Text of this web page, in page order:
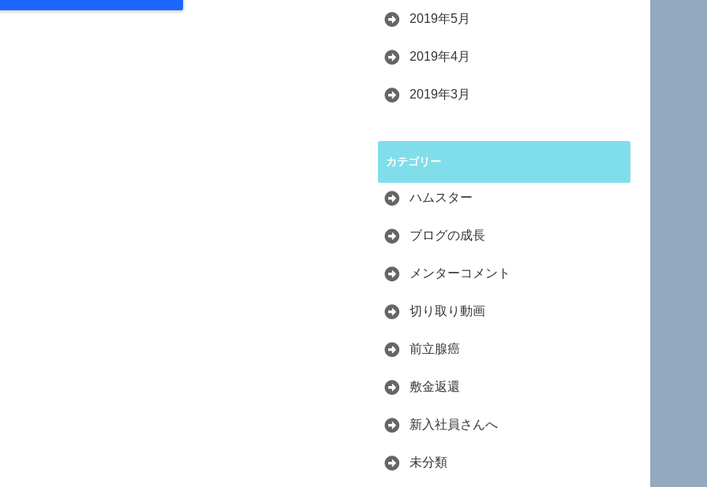
2019年5月
2019年4月
2019年3月
カテゴリー
ハムスター
ブログの成長
メンターコメント
切り取り動画
前立腺癌
敷金返還
新入社員さんへ
未分類